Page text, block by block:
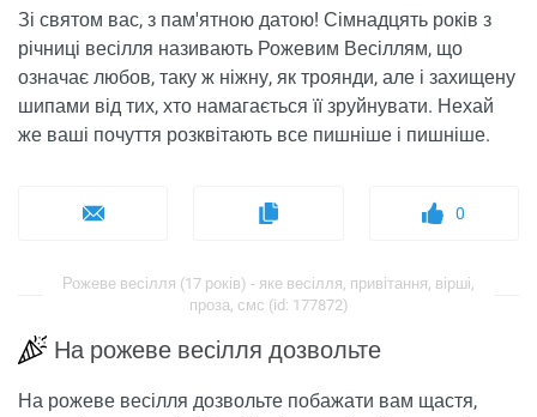
Зі святом вас, з пам'ятною датою! Сімнадцять років з
річниці весілля називають Рожевим Весіллям, що
означає любов, таку ж ніжну, як троянди, але і захищену
шипами від тих, хто намагається її зруйнувати. Нехай
же ваші почуття розквітають все пишніше і пишніше.
0
Рожеве весілля (17 років) - яке весілля, привітання, вірші,
проза, смс (id: 177872)
На рожеве весілля дозвольте
На рожеве весілля дозвольте побажати вам щастя,